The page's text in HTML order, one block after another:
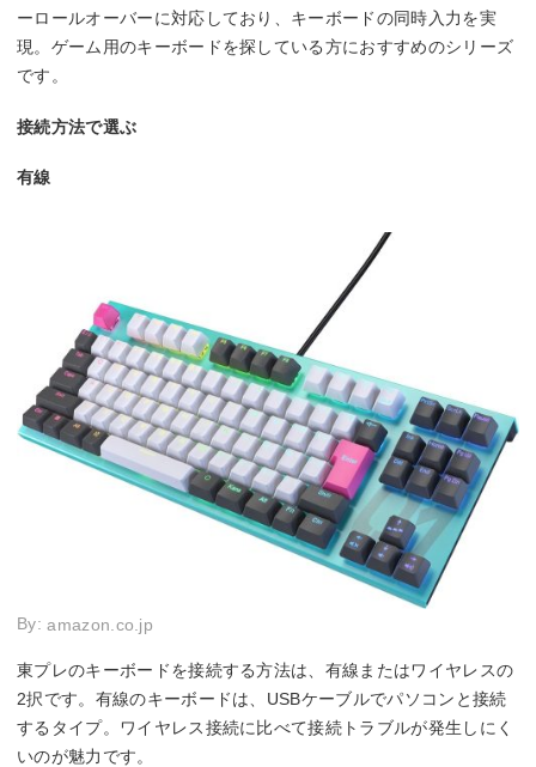
ーロールオーバーに対応しており、キーボードの同時入力を実
現。ゲーム用のキーボードを探している方におすすめのシリーズ
です。
接続方法で選ぶ
有線
By:amazon.co.jp
東プレのキーボードを接続する方法は、有線またはワイヤレスの
2択です。有線のキーボードは、USBケーブルでパソコンと接続
するタイプ。ワイヤレス接続に比べて接続トラブルが発生しにく
いのが魅力です。